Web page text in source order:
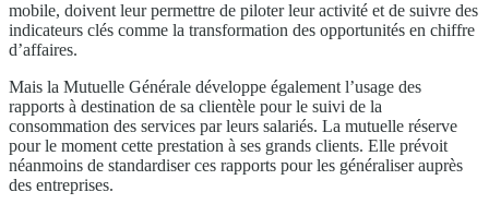
mobile, doivent leur permettre de piloter leur activité et de suivre des
indicateurs clés comme la transformation des opportunités en chiffre
d’affaires.
Mais la Mutuelle Générale développe également l’usage des
rapports à destination de sa clientèle pour le suivi de la
consommation des services par leurs salariés. La mutuelle réserve
pour le moment cette prestation à ses grands clients. Elle prévoit
néanmoins de standardiser ces rapports pour les généraliser auprès
des entreprises.